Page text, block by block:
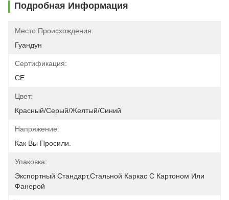
Подробная Информация
Место Происхождения:
Гуандун
Сертификация:
CE
Цвет:
Красный/серый/желтый/синий
Напряжение:
Как Вы Просили.
Упаковка:
Экспортный Стандарт,стальной Каркас С Картоном Или
Фанерой